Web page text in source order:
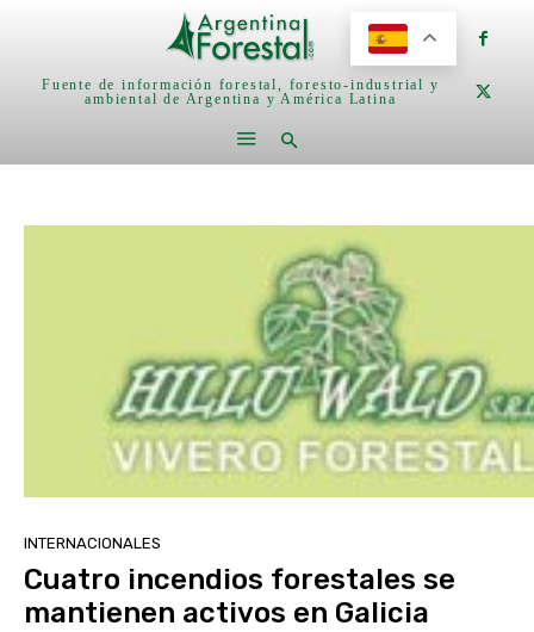
Fuente de información forestal, foresto-industrial y
ambiental de Argentina y América Latina
INTERNACIONALES
Cuatro incendios forestales se
mantienen activos en Galicia